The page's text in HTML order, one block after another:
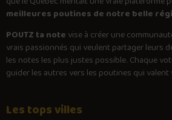
meilleures poutines de notre belle
POUTZ ta note vise à créer une
vrais passionnés qui veulent partager leurs
les notes les plus justes possible. Chaque
guider les autres vers les poutines qui
Les tops villes